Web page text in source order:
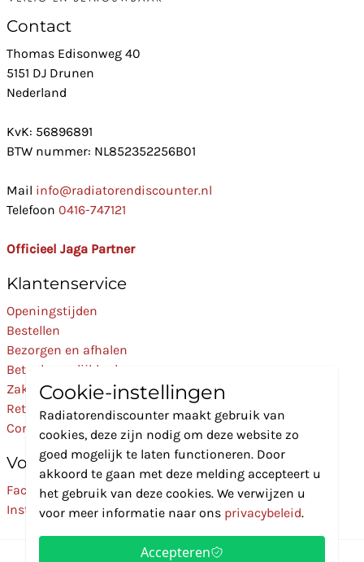
Contact
Thomas Edisonweg 40
5151 DJ Drunen
Nederland
KvK: 56896891
BTW nummer: NL852352256B01
Mail info@radiatorendiscounter.nl
Telefoon 0416-747121
Officieel Jaga Partner
Klantenservice
Openingstijden
Bestellen
Bezorgen en afhalen
Betaalmogelijkheden
Zakelijk
Retourneren
Contact
Volg Ons
Facebook
Instagram
Cookie-instellingen
Radiatorendiscounter maakt gebruik van
cookies, deze zijn nodig om deze website zo
goed mogelijk te laten functioneren. Door
akkoord te gaan met deze melding accepteert u
het gebruik van deze cookies. We verwijzen u
voor meer informatie naar ons privacybeleid.
Accepteren